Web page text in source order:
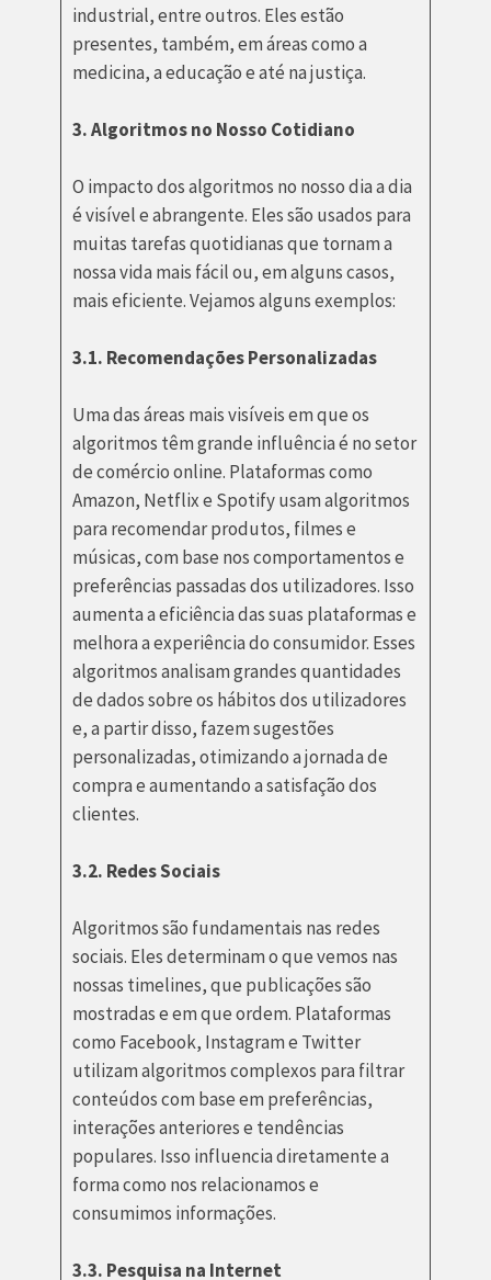
industrial, entre outros. Eles estão
presentes, também, em áreas como a
medicina, a educação e até na justiça.
3. Algoritmos no Nosso Cotidiano
O impacto dos algoritmos no nosso dia a dia
é visível e abrangente. Eles são usados para
muitas tarefas quotidianas que tornam a
nossa vida mais fácil ou, em alguns casos,
mais eficiente. Vejamos alguns exemplos:
3.1. Recomendações Personalizadas
Uma das áreas mais visíveis em que os
algoritmos têm grande influência é no setor
de comércio online. Plataformas como
Amazon, Netflix e Spotify usam algoritmos
para recomendar produtos, filmes e
músicas, com base nos comportamentos e
preferências passadas dos utilizadores. Isso
aumenta a eficiência das suas plataformas e
melhora a experiência do consumidor. Esses
algoritmos analisam grandes quantidades
de dados sobre os hábitos dos utilizadores
e, a partir disso, fazem sugestões
personalizadas, otimizando a jornada de
compra e aumentando a satisfação dos
clientes.
3.2. Redes Sociais
Algoritmos são fundamentais nas redes
sociais. Eles determinam o que vemos nas
nossas timelines, que publicações são
mostradas e em que ordem. Plataformas
como Facebook, Instagram e Twitter
utilizam algoritmos complexos para filtrar
conteúdos com base em preferências,
interações anteriores e tendências
populares. Isso influencia diretamente a
forma como nos relacionamos e
consumimos informações.
3.3. Pesquisa na Internet